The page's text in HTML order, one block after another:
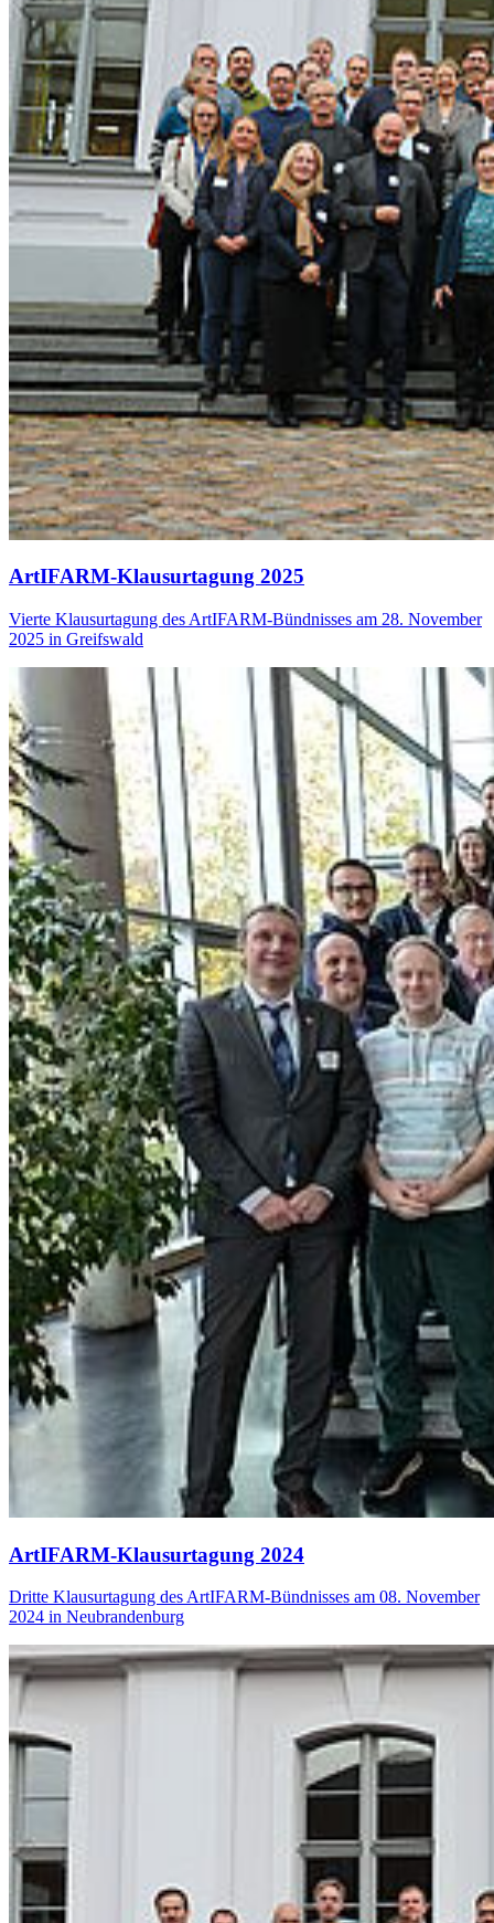
ArtIFARM-Klausurtagung 2025
Vierte Klausurtagung des ArtIFARM-Bündnisses am 28. November
2025 in Greifswald
ArtIFARM-Klausurtagung 2024
Dritte Klausurtagung des ArtIFARM-Bündnisses am 08. November
2024 in Neubrandenburg